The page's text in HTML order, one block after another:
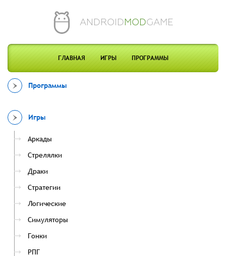
ANDROIDMODGAME
ГЛАВНАЯ ИГРЫ ПРОГРАММЫ
Программы
Игры
Аркады
Стрелялки
Драки
Стратегии
Логические
Симуляторы
Гонки
РПГ